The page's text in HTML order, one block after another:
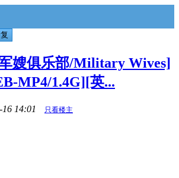
嫂俱乐部/Military Wives]
MP4/1.4G][英...
14:01 只看楼主